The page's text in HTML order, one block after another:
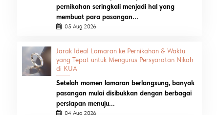
pernikahan seringkali menjadi hal yang
membuat para pasangan...
05 Aug 2026
Jarak Ideal Lamaran ke Pernikahan & Waktu
yang Tepat untuk Mengurus Persyaratan Nikah
di KUA
Setelah momen lamaran berlangsung, banyak
pasangan mulai disibukkan dengan berbagai
persiapan menuju...
04 Aug 2026